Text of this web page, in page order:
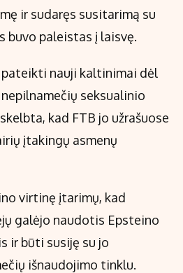
ir sudaręs susitarimą su
buvo paleistas į laisvę.
pateikti nauji kaltinimai dėl
seksualinio
kad FTB jo užrašuose
įtakingų asmenų
virtinę įtarimų, kad
galėjo naudotis Epsteino
ir būti susiję su jo
išnaudojimo tinklu.